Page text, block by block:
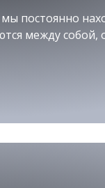
постоянно
между собой,